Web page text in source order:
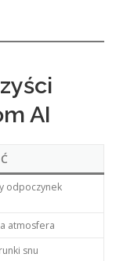
AI
odpoczynek
atmosfera
snu